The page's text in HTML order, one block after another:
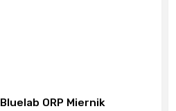
Bluelab ORP Miernik